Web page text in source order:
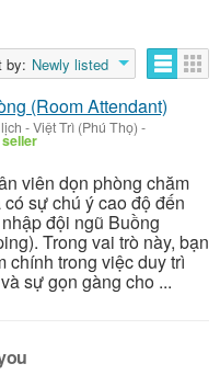
by: Newly listed
(Room Attendant)
-Việt Trì (Phú Thọ) -
viên dọn phòng chăm
sự chú ý cao độ đến
đội ngũ Buồng
Trong vai trò này, bạn
chính trong việc duy trì
sự gọn gàng cho ...